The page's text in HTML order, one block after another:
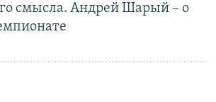
смысла. Андрей Шарый – о